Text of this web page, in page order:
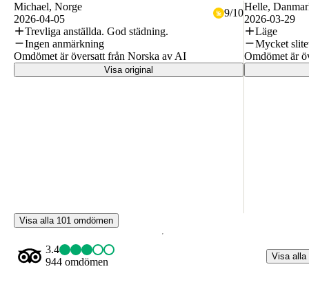
Michael, Norge
2026-04-05
9/10
Trevliga anställda. God städning.
Ingen anmärkning
Omdömet är översatt från Norska av AI
Visa original
Helle,
2026-03-29
Läge
Mycket
Omdömet är
Visa alla 101 omdömen
3.4
944 omdömen
Visa alla